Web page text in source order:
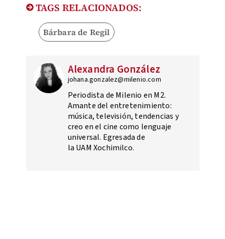
TAGS RELACIONADOS:
Bárbara de Regil
Alexandra González
johana.gonzalez@milenio.com
Periodista de Milenio en M2.
Amante del entretenimiento:
música, televisión, tendencias y
creo en el cine como lenguaje
universal. Egresada de
la UAM Xochimilco.